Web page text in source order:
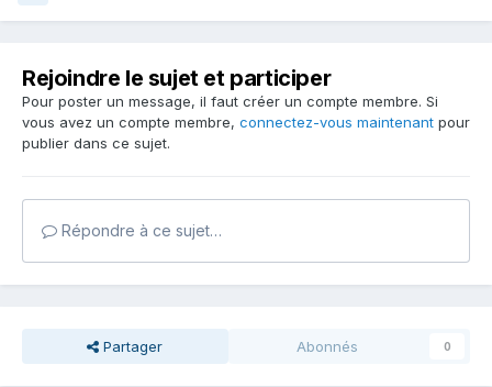
Rejoindre le sujet et participer
Pour poster un message, il faut créer un compte membre. Si
vous avez un compte membre, connectez-vous maintenant pour
publier dans ce sujet.
Répondre à ce sujet…
Partager Abonnés 0